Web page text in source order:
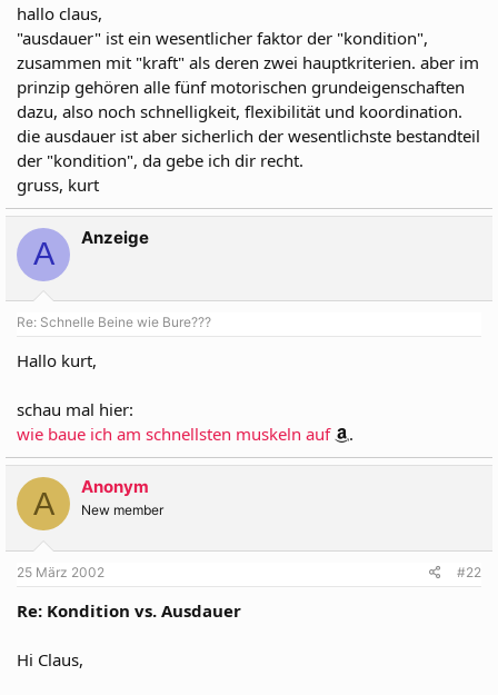
hallo claus,
"ausdauer" ist ein wesentlicher faktor der "kondition",
zusammen mit "kraft" als deren zwei hauptkriterien. aber im
prinzip gehören alle fünf motorischen grundeigenschaften
dazu, also noch schnelligkeit, flexibilität und koordination.
die ausdauer ist aber sicherlich der wesentlichste bestandteil
der "kondition", da gebe ich dir recht.
gruss, kurt
A Anzeige
Re: Schnelle Beine wie Bure???
Hallo kurt,
schau mal hier:
wie baue ich am schnellsten muskeln auf
.
A Anonym
New member
25 März 2002 #22
Re: Kondition vs. Ausdauer
Hi Claus,